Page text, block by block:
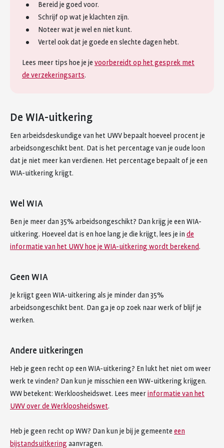
Bereid je goed voor.
Schrijf op wat je klachten zijn.
Noteer wat je wel en niet kunt.
Vertel ook dat je goede en slechte dagen hebt.
Lees meer tips hoe je je voorbereidt op het gesprek met
de verzekeringsarts.
De WIA-uitkering
Een arbeidsdeskundige van het UWV bepaalt hoeveel procent je
arbeidsongeschikt bent. Dat is het percentage van je oude loon
dat je niet meer kan verdienen. Het percentage bepaalt of je een
WIA-uitkering krijgt.
Wel WIA
Ben je meer dan 35% arbeidsongeschikt? Dan krijg je een WIA-
uitkering. Hoeveel dat is en hoe lang je die krijgt, lees je in de
informatie van het UWV hoe je WIA-uitkering wordt berekend.
Geen WIA
Je krijgt geen WIA-uitkering als je minder dan 35%
arbeidsongeschikt bent. Dan ga je op zoek naar werk of blijf je
werken.
Andere uitkeringen
Heb je geen recht op een WIA-uitkering? En lukt het niet om weer
werk te vinden? Dan kun je misschien een WW-uitkering krijgen.
WW betekent: Werkloosheidswet. Lees meerinformatie van het
UWV over de Werkloosheidswet.
Heb je geen recht op WW? Dan kun je bij je gemeente een
bijstandsuitkering aanvragen.